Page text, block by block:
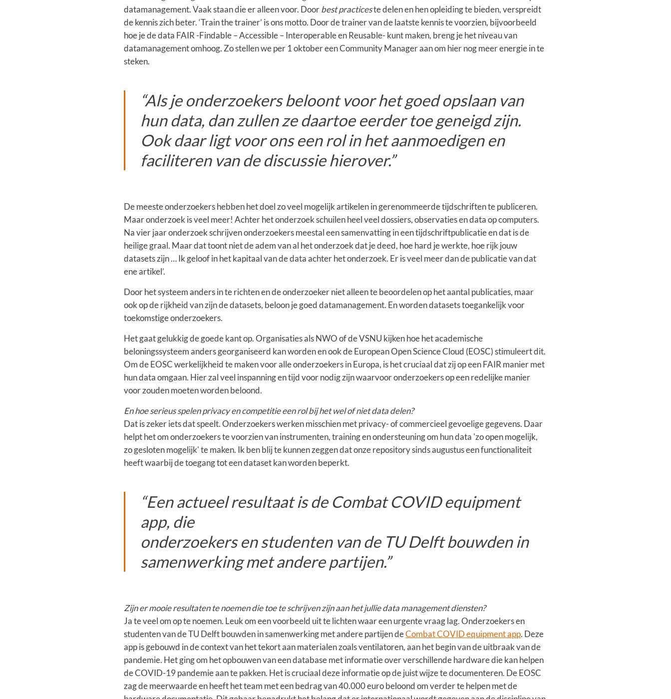
datamanagement. Vaak staan die er alleen voor. Doorbest practiceste delen en hen opleiding te bieden, verspreidt
de kennis zich beter. ‘Train the trainer’ is ons motto. Door de trainer van de laatste kennis te voorzien, bijvoorbeeld
hoe je de data FAIR -Findable – Accessible – Interoperable en Reusable- kunt maken, breng je het niveau van
datamanagement omhoog. Zo stellen we per 1 oktober een Community Manager aan om hier nog meer energie in te
steken.
“Als je onderzoekers beloont voor het goed opslaan van
hun data, dan zullen ze daartoe eerder toe geneigd zijn.
Ook daar ligt voor ons een rol in het aanmoedigen en
faciliteren van de discussie hierover.”
De meeste onderzoekers hebben het doel zo veel mogelijk artikelen in gerenommeerde tijdschriften te publiceren.
Maar onderzoek is veel meer! Achter het onderzoek schuilen heel veel dossiers, observaties en data op computers.
Na vier jaar onderzoek schrijven onderzoekers meestal een samenvatting in een tijdschriftpublicatie en dat is de
heilige graal. Maar dat toont niet de adem van al het onderzoek dat je deed, hoe hard je werkte, hoe rijk jouw
datasets zijn … Ik geloof in het kapitaal van de data achter het onderzoek. Er is veel meer dan de publicatie van dat
ene artikel’.
Door het systeem anders in te richten en de onderzoeker niet alleen te beoordelen op het aantal publicaties, maar
ook op de rijkheid van zijn de datasets, beloon je goed datamanagement. En worden datasets toegankelijk voor
toekomstige onderzoekers.
Het gaat gelukkig de goede kant op. Organisaties als NWO of de VSNU kijken hoe het academische
beloningssysteem anders georganiseerd kan worden en ook de European Open Science Cloud (EOSC) stimuleert dit.
Om de EOSC werkelijkheid te maken voor alle onderzoekers in Europa, is het cruciaal dat zij op een FAIR manier met
hun data omgaan. Hier zal veel inspanning en tijd voor nodig zijn waarvoor onderzoekers op een redelijke manier
voor zouden moeten worden beloond.
En hoe serieus spelen privacy en competitie een rol bij het wel of niet data delen?
Dat is zeker iets dat speelt. Onderzoekers werken misschien met privacy- of commercieel gevoelige gegevens. Daar
helpt het om onderzoekers te voorzien van instrumenten, training en ondersteuning om hun data 'zo open mogelijk,
zo gesloten mogelijk' te maken. Ik ben blij te kunnen zeggen dat onze repository sinds augustus een functionaliteit
heeft waarbij de toegang tot een dataset kan worden beperkt.
“Een actueel resultaat is de Combat COVID equipment
app, die
onderzoekers en studenten van de TU Delft bouwden in
samenwerking met andere partijen.”
Zijn er mooie resultaten te noemen die toe te schrijven zijn aan het jullie data management diensten?
Ja te veel om op te noemen. Leuk om een voorbeeld uit te lichten waar een urgente vraag lag. Onderzoekers en
studenten van de TU Delft bouwden in samenwerking met andere partijen deCombat COVID equipment app. Deze
app is gebouwd in de context van het tekort aan materialen zoals ventilatoren, aan het begin van de uitbraak van de
pandemie. Het ging om het opbouwen van een database met informatie over verschillende hardware die kan helpen
de COVID-19 pandemie aan te pakken. Het is cruciaal deze informatie op de juist wijze te documenteren. De EOSC
zag de meerwaarde en heeft het team met een bedrag van 40.000 euro beloond om verder te helpen met de